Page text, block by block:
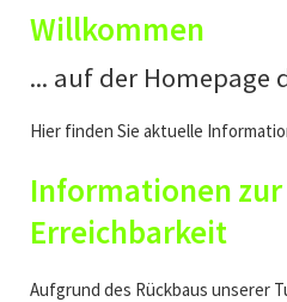
Willkommen
... auf der Homepage
Hier finden Sie aktuelle
Informationen
Erreichbarkeit
Aufgrund des Rückbaus unserer